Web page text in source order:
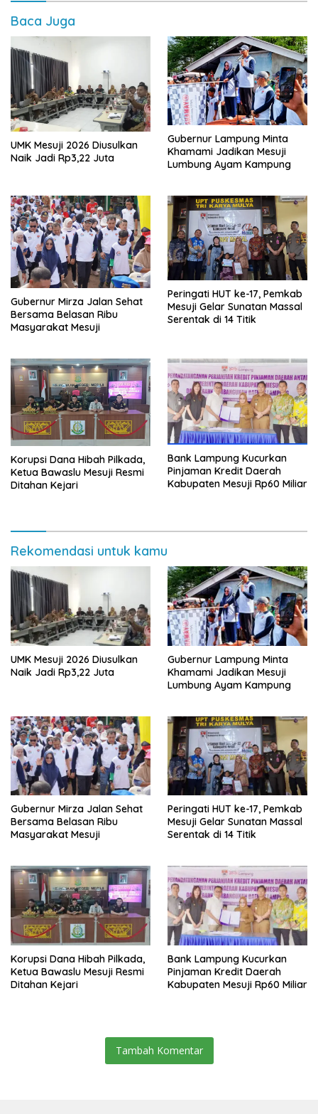
Baca Juga
UMK Mesuji 2026 Diusulkan
Naik Jadi Rp3,22 Juta
Gubernur Lampung Minta
Khamami Jadikan Mesuji
Lumbung Ayam Kampung
Gubernur Mirza Jalan Sehat
Bersama Belasan Ribu
Masyarakat Mesuji
Peringati HUT ke-17, Pemkab
Mesuji Gelar Sunatan Massal
Serentak di 14 Titik
Korupsi Dana Hibah Pilkada,
Ketua Bawaslu Mesuji Resmi
Ditahan Kejari
Bank Lampung Kucurkan
Pinjaman Kredit Daerah
Kabupaten Mesuji Rp60 Miliar
Rekomendasi untuk kamu
UMK Mesuji 2026 Diusulkan
Naik Jadi Rp3,22 Juta
Gubernur Lampung Minta
Khamami Jadikan Mesuji
Lumbung Ayam Kampung
Gubernur Mirza Jalan Sehat
Bersama Belasan Ribu
Masyarakat Mesuji
Peringati HUT ke-17, Pemkab
Mesuji Gelar Sunatan Massal
Serentak di 14 Titik
Korupsi Dana Hibah Pilkada,
Ketua Bawaslu Mesuji Resmi
Ditahan Kejari
Bank Lampung Kucurkan
Pinjaman Kredit Daerah
Kabupaten Mesuji Rp60 Miliar
Tambah Komentar